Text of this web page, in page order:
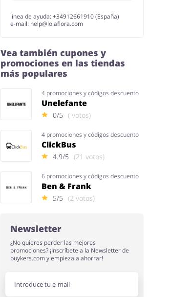
línea de ayuda: +34912661910 (España)
e-mail: help@lolaflora.com
Vea también cupones y
promociones en las tiendas
más populares
4 promociones y códigos descuento
Unelefante
0/5 ( votos)
4 promociones y códigos descuento
ClickBus
4.9/5 (21 votos)
6 promociones y códigos descuento
Ben & Frank
5/5 (2 votos)
Newsletter
¿No quieres perder las mejores
promociones? ¡Inscríbete a la Newsletter de
buykers.com y empieza a ahorrar!